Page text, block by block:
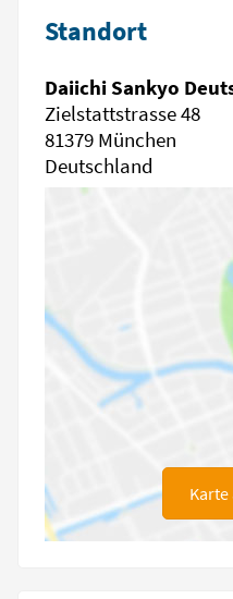
Standort
Daiichi Sankyo
Zielstattstrasse 48
81379 München
Deutschland
Karte